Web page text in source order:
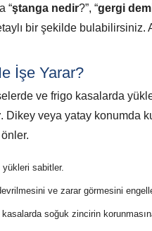
“ştanga nedir?”, “gergi
bir şekilde bulabilirsiniz.
İşe Yarar?
ve frigo kasalarda
. Dikey veya yatay konumda
sabitler.
ve zarar görmesini
soğuk zincirin